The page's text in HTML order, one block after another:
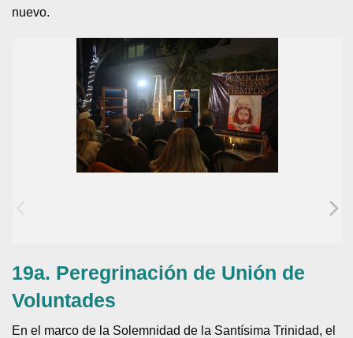
nuevo.
19a. Peregrinación de Unión de
Voluntades
En el marco de la Solemnidad de la Santísima Trinidad, el